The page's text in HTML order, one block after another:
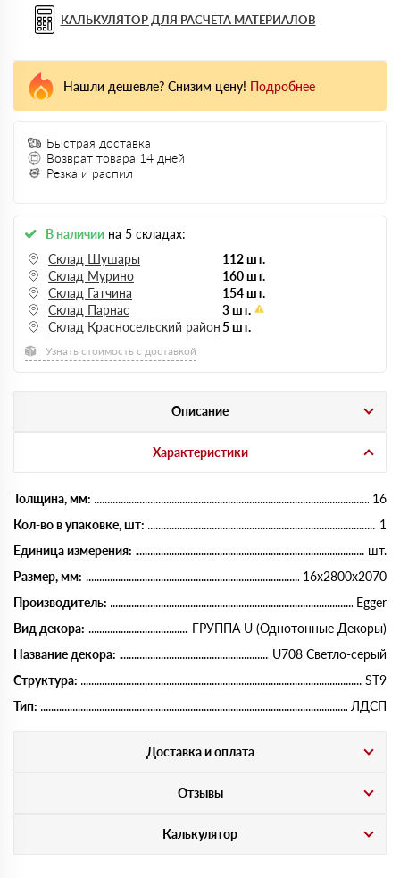
КАЛЬКУЛЯТОР ДЛЯ РАСЧЕТА МАТЕРИАЛОВ
Быстрая доставка
Возврат товара 14 дней
Резка и распил
В наличии на 5 складах:
Склад Шушары
112 шт.
Склад Мурино
160 шт.
Склад Гатчина
154 шт.
Склад Парнас
3 шт.
Склад Красносельский район 5 шт.
Узнать стоимость с доставкой
Нашли дешевле? Снизим цену! Подробнее
Описание
Характеристики
Толщина, мм:
16
Кол-во в упаковке, шт:
1
Единица измерения:
шт.
Размер, мм:
16х2800х2070
Производитель:
Egger
Вид декора:
ГРУППА U (Однотонные Декоры)
Название декора:
U708 Светло-серый
Структура:
ST9
Тип:
ЛДСП
Доставка и оплата
Отзывы
Калькулятор